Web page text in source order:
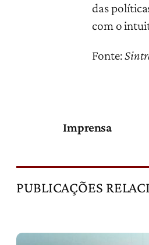
das
com o
Fonte:
Imprensa
PUBLICAÇÕES